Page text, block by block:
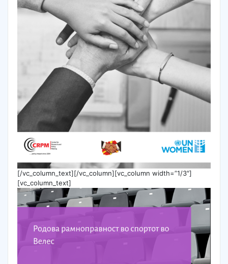
[/vc_column_text][/vc_column][vc_column width=”1/3″]
[vc_column_text]